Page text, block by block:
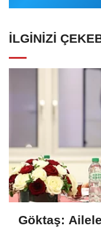
İLGINIZI
Göktaş: